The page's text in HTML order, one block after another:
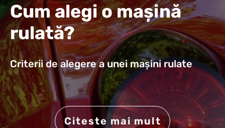
Cum alegi o mașină
rulată?
Criterii de alegere a unei mașini rulate
Citeste mai mult